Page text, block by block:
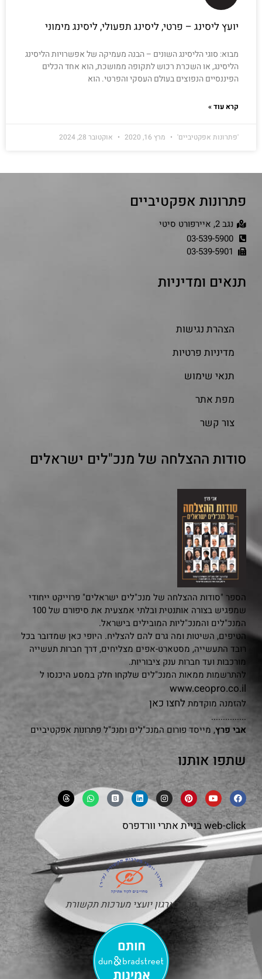
יועץ ליסינג – פרטי, ליסינג תפעולי, ליסינג מימוני
מבוא: סוגי הליסינג השונים – הבנה מעמיקה של אפשרויות הליסינג
הליסינג, או השכרת רכוש לתקופה ממושכת, הוא אחד הכלים
הפיננסיים הנפוצים בעולם העסקי והפרטי. הוא
קרא עוד »
'פתרונות אפקטיביים' מרץ 16, 2020 אוקטובר 28, 2024
פתרונות אפקטיביים
נגב 2, איירפורט סיטי
03-539-5900
03-539-5901
תנאים ומדיניות
הצהרת נגישות
מדיניות פרטיות
תנאי שימוש
מפת אתר
צור קשר
סודות ההצלחה של מנכ"לים ישראלים
הספר "סודות ההצלחה של מנכ"לים ישראלים" פרוייקט ייחודי
שמפגיש בצורה אותנטית ובלתי אמצעית את סיפורם של 100
המנכ"לים והמנכ"ליות המובילים בישראל.
הטיפים, השיטות ומה גרם להם להצליח. היופי כאן שמדובר בכל
רובד התעשייה, מסטארט-אפים מצליחים, דרך חברות תעשייה
מורכבות ועד חברות ענק ציבוריות.
להתרשמות ממאות המנכ"לים שלקחו חלק במסע היכנסו ל
www.ceopro.co.il
להזמנה מוקדמת לחצו כאן
...............
אבי פרץ, מייסד פורום המנכ"לים ומנכ"ל פתרונות אפקטיביים
שתפו אותנו
web-clickבניית אתרי וורדפרס
חבר בארגון יועצי מערכות תקשורת